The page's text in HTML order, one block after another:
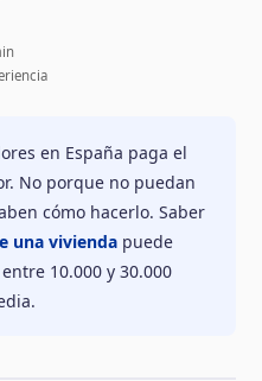
en España paga el
No porque no puedan
cómo hacerlo. Saber
una vivienda puede
10.000 y 30.000